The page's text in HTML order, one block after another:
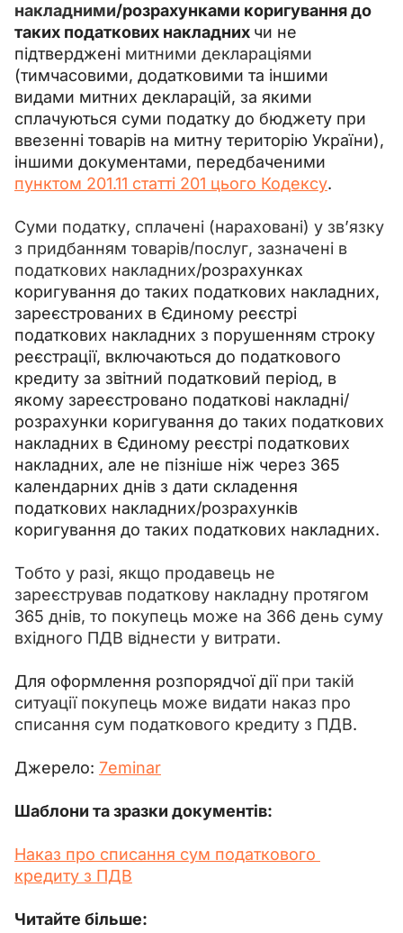
накладними/розрахунками коригування до
таких податкових накладних чи не
підтверджені митними деклараціями
(тимчасовими, додатковими та іншими
видами митних декларацій, за якими
сплачуються суми податку до бюджету при
ввезенні товарів на митну територію України),
іншими документами, передбаченими
пунктом 201.11 статті 201 цього Кодексу.
Суми податку, сплачені (нараховані) у зв’язку
з придбанням товарів/послуг, зазначені в
податкових накладних/розрахунках
коригування до таких податкових накладних,
зареєстрованих в Єдиному реєстрі
податкових накладних з порушенням строку
реєстрації, включаються до податкового
кредиту за звітний податковий період, в
якому зареєстровано податкові накладні/
розрахунки коригування до таких податкових
накладних в Єдиному реєстрі податкових
накладних, але не пізніше ніж через 365
календарних днів з дати складення
податкових накладних/розрахунків
коригування до таких податкових накладних.
Тобто у разі, якщо продавець не
зареєстрував податкову накладну протягом
365 днів, то покупець може на 366 день суму
вхідного ПДВ віднести у витрати.
Для оформлення розпорядчої дії при такій
ситуації покупець може видати наказ про
списання сум податкового кредиту з ПДВ.
Джерело: 7eminar
Шаблони та зразки документів:
Наказ про списання сум податкового
кредиту з ПДВ
Читайте більше: